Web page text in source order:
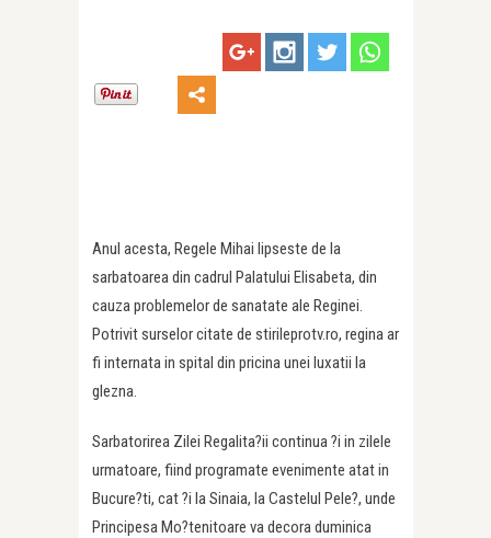
Anul acesta, Regele Mihai lipseste de la
sarbatoarea din cadrul Palatului Elisabeta, din
cauza problemelor de sanatate ale Reginei.
Potrivit surselor citate de stirileprotv.ro, regina ar
fi internata in spital din pricina unei luxatii la
glezna.
Sarbatorirea Zilei Regalita?ii continua ?i in zilele
urmatoare, fiind programate evenimente atat in
Bucure?ti, cat ?i la Sinaia, la Castelul Pele?, unde
Principesa Mo?tenitoare va decora duminica